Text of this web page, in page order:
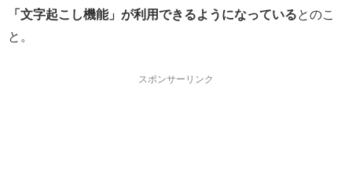
「文字起こし機能」が利用できるようになっているとのこ
と。
スポンサーリンク